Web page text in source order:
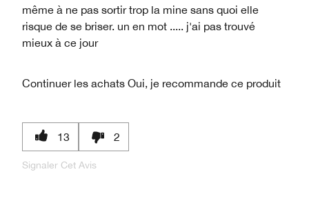
même à ne pas sortir trop la mine sans quoi elle
risque de se briser. un en mot ..... j'ai pas trouvé
mieux à ce jour
Continuer les achats Oui, je recommande ce produit
13 2
Signaler Cet Avis